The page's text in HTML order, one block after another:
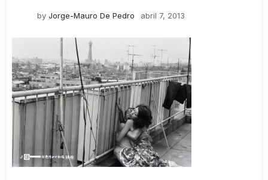
by Jorge-Mauro De Pedro abril 7, 2013